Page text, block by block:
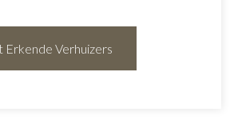
Erkende Verhuizers